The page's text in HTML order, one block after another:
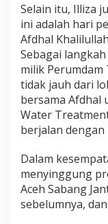
Selain itu, Illiza
ini adalah hari
Afdhal
Sebagai
milik
tidak jauh dari
bersama Afdhal
Water
berjalan dengan
Dalam
menyinggung
Aceh Sabang
sebelumnya,